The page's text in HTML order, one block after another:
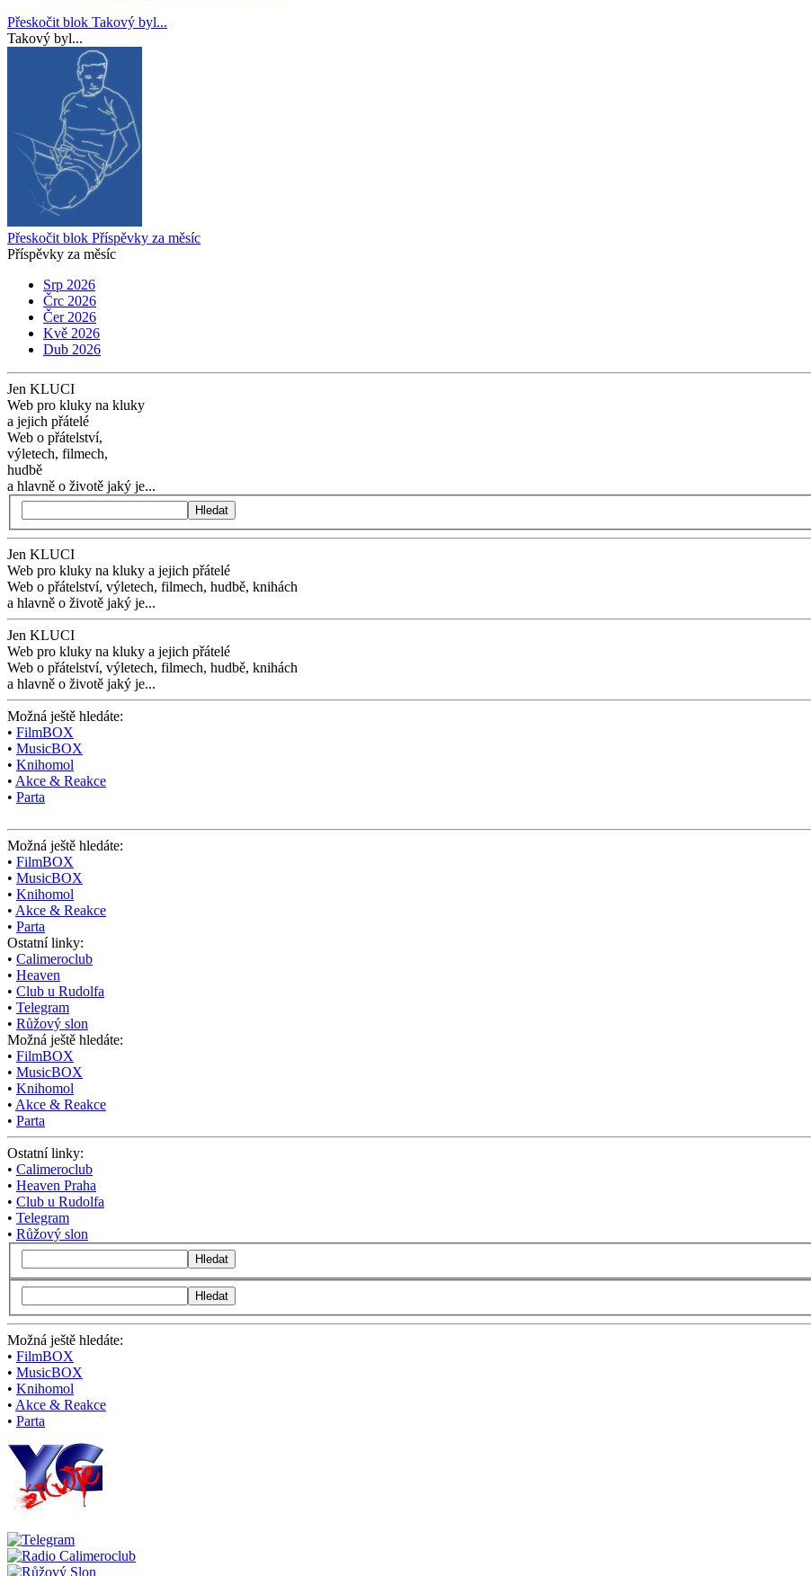
Přeskočit blok Takový byl...
Takový byl...
Přeskočit blok Příspěvky za měsíc
Příspěvky za měsíc
Srp 2026
Črc 2026
Čer 2026
Kvě 2026
Dub 2026
Jen KLUCI
Web pro kluky na kluky
a jejich přátelé
Web o přátelství,
výletech, filmech,
hudbě
a hlavně o životě jaký je...
Hledat
Jen KLUCI
Web pro kluky na kluky a jejich přátelé
Web o přátelství, výletech, filmech, hudbě, knihách
a hlavně o životě jaký je...
Jen KLUCI
Web pro kluky na kluky a jejich přátelé
Web o přátelství, výletech, filmech, hudbě, knihách
a hlavně o životě jaký je...
Možná ještě hledáte:
• FilmBOX
• MusicBOX
• Knihomol
• Akce & Reakce
• Parta
Možná ještě hledáte:
• FilmBOX
• MusicBOX
• Knihomol
• Akce & Reakce
• Parta
Ostatní linky:
• Calimeroclub
• Heaven
• Club u Rudolfa
• Telegram
• Růžový slon
Možná ještě hledáte:
• FilmBOX
• MusicBOX
• Knihomol
• Akce & Reakce
• Parta
Ostatní linky:
• Calimeroclub
• Heaven Praha
• Club u Rudolfa
• Telegram
• Růžový slon
Hledat
Hledat
Možná ještě hledáte:
• FilmBOX
• MusicBOX
• Knihomol
• Akce & Reakce
• Parta